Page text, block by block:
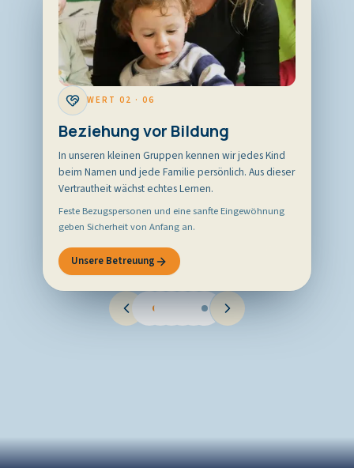
WERT 02 · 06
Beziehung vor Bildung
In unseren kleinen Gruppen kennen wir jedes Kind
beim Namen und jede Familie persönlich. Aus dieser
Vertrautheit wächst echtes Lernen.
Feste Bezugspersonen und eine sanfte Eingewöhnung
geben Sicherheit von Anfang an.
Unsere Betreuung